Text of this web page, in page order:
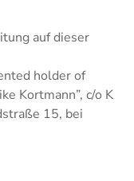
auf dieser
holder of
Kortmann”, c/o K
15, bei